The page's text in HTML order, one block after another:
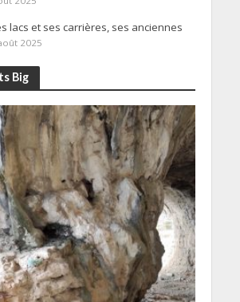
lacs et ses carrières, ses anciennes
2025
Big